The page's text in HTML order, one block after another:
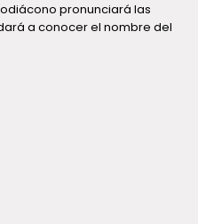
pronunciará las
a conocer el nombre del